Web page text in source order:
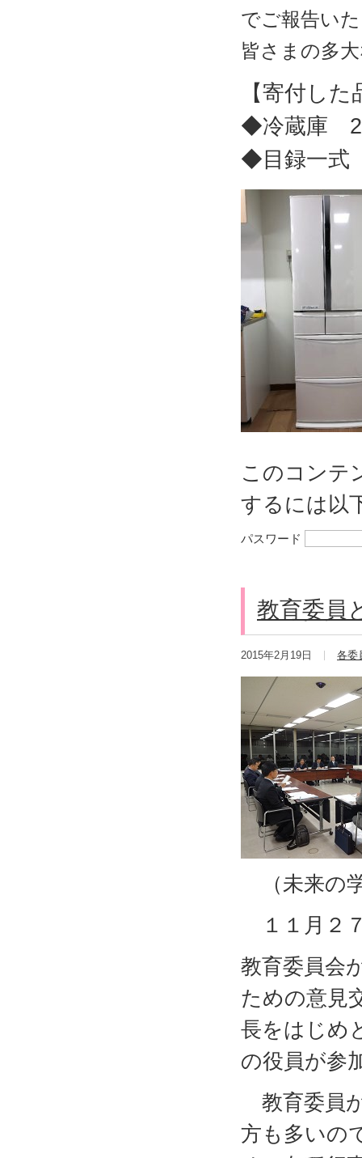
でご報告い
皆さまの多
【寄付した
◆冷蔵庫
◆目録一式
このコンテ
するには以
パスワード
教育委員
2015年2月19日 各委
（未来
１１月２
教育委員会
ための意見
長をはじめ
の役員が参
教育委員
方も多いの